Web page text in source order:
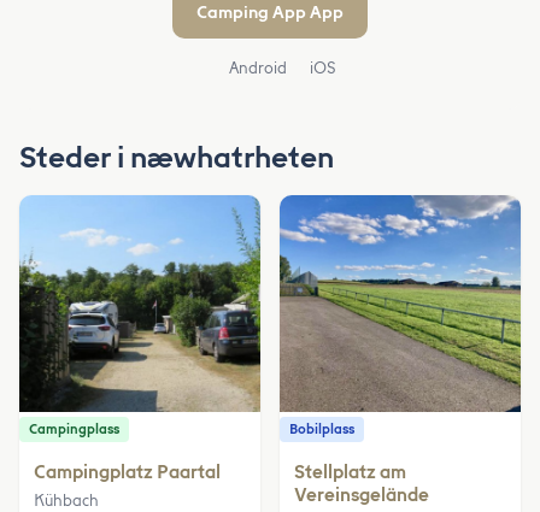
Camping App App
Android iOS
Steder i næwhatrheten
Campingplass
Campingplatz Paartal
Kühbach
Bobilplass
Stellplatz am
Vereinsgelände